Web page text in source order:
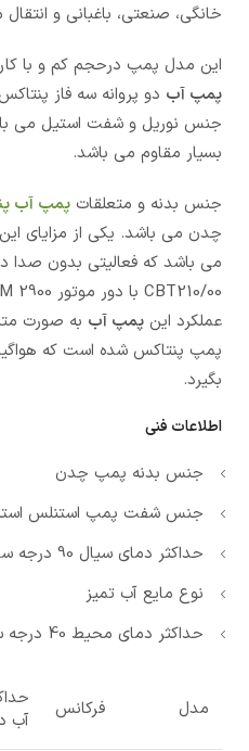
خانگی، صنعتی، باغبانی و
این مدل پمپ درحجم کم و با
پمپ آب
جنس نوریل و شفت استیل می
بسیار مقاوم می باشد.
جنس بدنه و متعلقات پمپ آب
چدن می باشد. یکی از مزایای این
می باشد که فعالیتی بدون صدا
عملکرد این پمپ آب به صورت
پمپ پنتاکس شده است که
بگیرد.
اطلاعات فنی
جنس بدنه پمپ چدن
جنس شفت پمپ استنلس
حداکثر دمای سیال 90 درجه سانتی گراد
نوع مایع آب تمیز
حداکثر دمای محیط 40 درجه سانتی گراد
مدل فرکانس
آب